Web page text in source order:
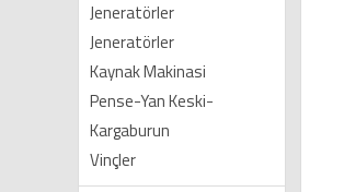
Jeneratörler
Jeneratörler
Kaynak Makinasi
Pense-Yan Keski-
Kargaburun
Vinçler